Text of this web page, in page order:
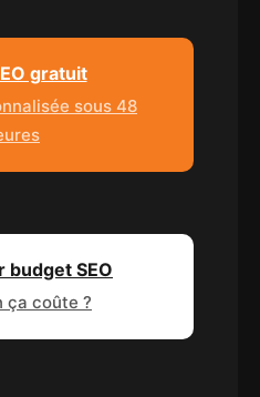
gratuit
sous 48
budget SEO
ça coûte ?